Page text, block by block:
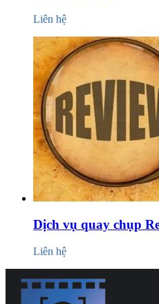
Liên hệ
Dịch vụ quay chụp
Liên hệ